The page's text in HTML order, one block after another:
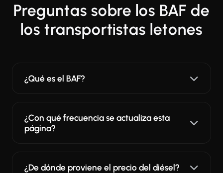
Preguntas sobre los BAF de
los transportistas letones
¿Qué es el BAF?
¿Con qué frecuencia se actualiza esta
página?
¿De dónde proviene el precio del diésel?